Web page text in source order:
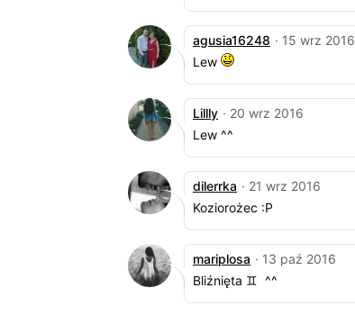
agusia16248 · 15 wrz 2016
Lew
Lillly · 20 wrz 2016
Lew ^^
dilerrka · 21 wrz 2016
Koziorożec :P
mariplosa · 13 paź 2016
Bliźnięta ♊ ^^